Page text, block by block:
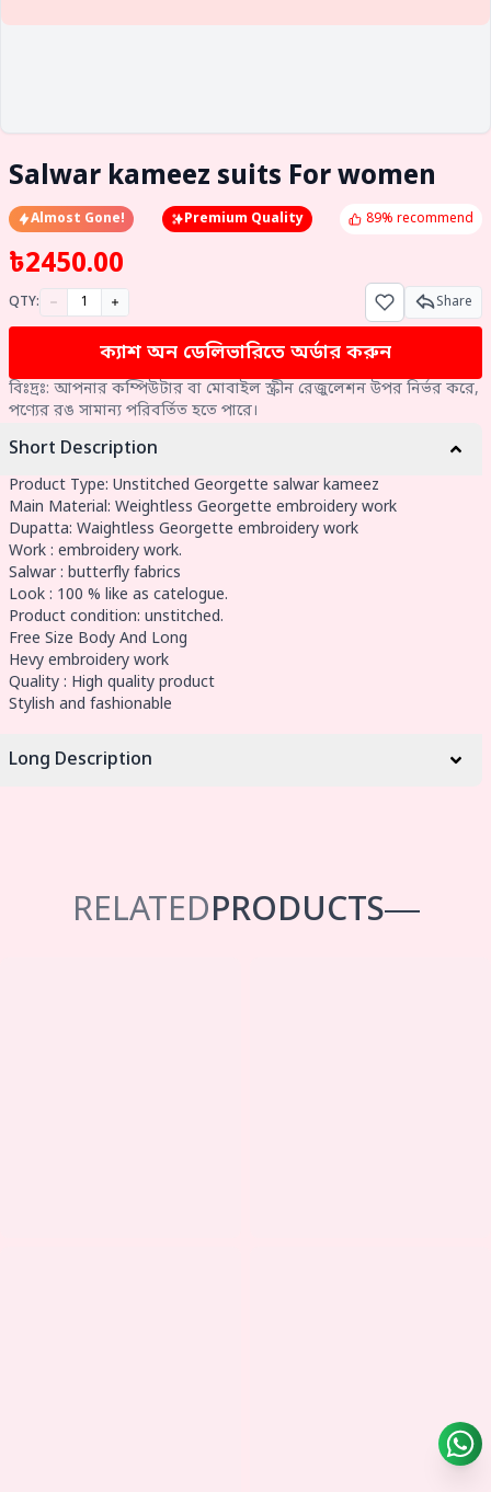
Salwar kameez suits For women
Almost Gone! Premium Quality 89% recommend
৳2450.00
QTY: Share
ক্যাশ অন ডেলিভারিতে অর্ডার করুন
বিঃদ্রঃ: আপনার কম্পিউটার বা মোবাইল স্ক্রীন রেজুলেশন উপর নির্ভর করে,
পণ্যের রঙ সামান্য পরিবর্তিত হতে পারে।
Short Description
Product Type: Unstitched Georgette salwar kameez
Main Material: Weightless Georgette embroidery work
Dupatta: Waightless Georgette embroidery work
Work : embroidery work.
Salwar : butterfly fabrics
Look : 100 % like as catelogue.
Product condition: unstitched.
Free Size Body And Long
Hevy embroidery work
Quality : High quality product
Stylish and fashionable
Long Description
RELATEDPRODUCTS